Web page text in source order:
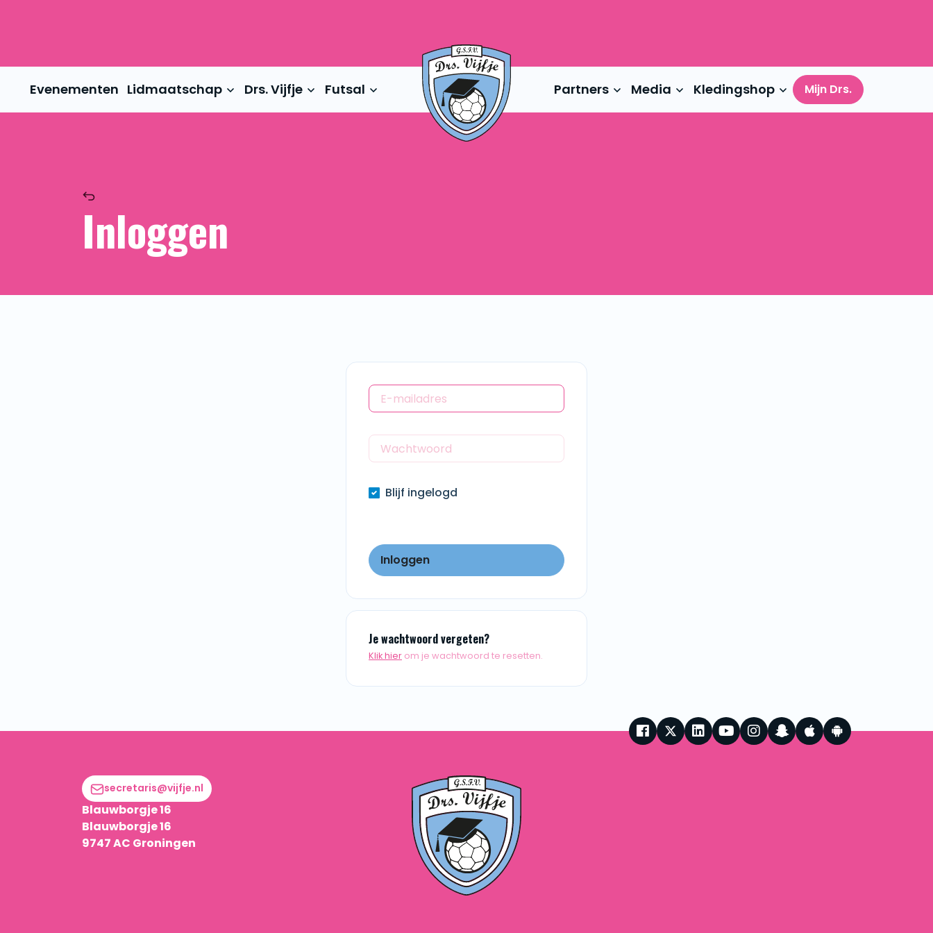
Evenementen Lidmaatschap Drs. Vijfje Futsal Partners Media Kledingshop Mijn Drs.
Inloggen
Blijf ingelogd
Inloggen
Je wachtwoord vergeten?
Klik hier om je wachtwoord te resetten.
secretaris@vijfje.nl
Blauwborgje 16
Blauwborgje 16
9747 AC Groningen